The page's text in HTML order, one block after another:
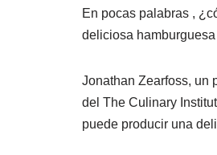
o
k
p
En pocas palabras ,
deliciosa
Jonathan Zearfoss, un
del The Culinary
puede producir una